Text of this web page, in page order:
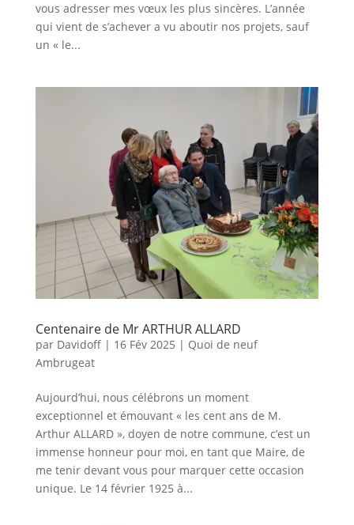
vous adresser mes vœux les plus sincères. L’année
qui vient de s’achever a vu aboutir nos projets, sauf
un « le...
Centenaire de Mr ARTHUR ALLARD
par Davidoff| 16 Fév 2025 | Quoi de neuf
Ambrugeat
Aujourd’hui, nous célébrons un moment
exceptionnel et émouvant « les cent ans de M.
Arthur ALLARD », doyen de notre commune, c’est un
immense honneur pour moi, en tant que Maire, de
me tenir devant vous pour marquer cette occasion
unique. Le 14 février 1925 à...